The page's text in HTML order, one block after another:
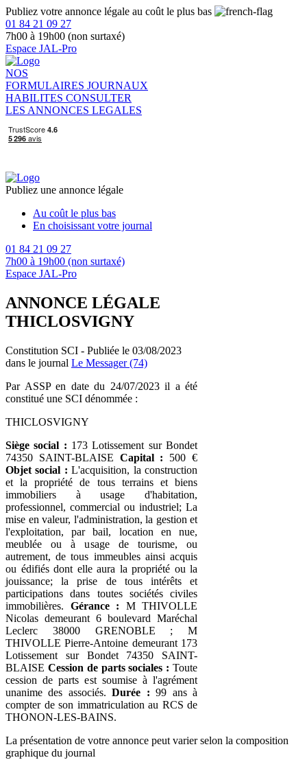
Publiez votre annonce légale au coût le plus bas
01 84 21 09 27
7h00 à 19h00 (non surtaxé)
Espace JAL-Pro
NOS
FORMULAIRES JOURNAUX
HABILITES CONSULTER
LES ANNONCES LEGALES
Publiez une annonce légale
Au coût le plus bas
En choisissant votre journal
01 84 21 09 27
7h00 à 19h00 (non surtaxé)
Espace JAL-Pro
ANNONCE LÉGALE
THICLOSVIGNY
Constitution SCI - Publiée le 03/08/2023
dans le journal Le Messager (74)
Par ASSP en date du 24/07/2023 il a été
constitué une SCI dénommée :
THICLOSVIGNY
Siège social : 173 Lotissement sur Bondet
74350 SAINT-BLAISE Capital : 500 €
Objet social : L'acquisition, la construction
et la propriété de tous terrains et biens
immobiliers à usage d'habitation,
professionnel, commercial ou industriel; La
mise en valeur, l'administration, la gestion et
l'exploitation, par bail, location en nue,
meublée ou à usage de tourisme, ou
autrement, de tous immeubles ainsi acquis
ou édifiés dont elle aura la propriété ou la
jouissance; la prise de tous intérêts et
participations dans toutes sociétés civiles
immobilières. Gérance : M THIVOLLE
Nicolas demeurant 6 boulevard Maréchal
Leclerc 38000 GRENOBLE ; M
THIVOLLE Pierre-Antoine demeurant 173
Lotissement sur Bondet 74350 SAINT-
BLAISE Cession de parts sociales : Toute
cession de parts est soumise à l'agrément
unanime des associés.Durée : 99 ans à
compter de son immatriculation au RCS de
THONON-LES-BAINS.
La présentation de votre annonce peut varier selon la composition
graphique du journal